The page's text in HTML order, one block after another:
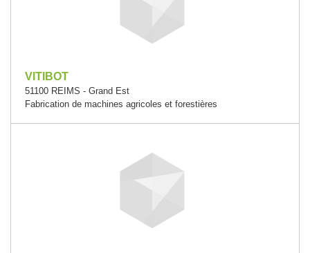
VITIBOT
51100 REIMS - Grand Est
Fabrication de machines agricoles et forestières